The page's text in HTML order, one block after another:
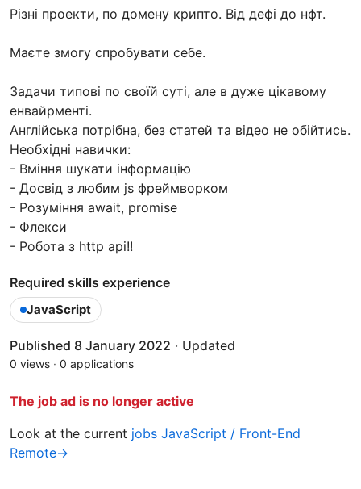
Різні проекти, по домену крипто. Від дефі до нфт.
Маєте змогу спробувати себе.
Задачи типові по своїй суті, але в дуже цікавому
енвайрменті.
Англійська потрібна, без статей та відео не обійтись.
Необхідні навички:
- Вміння шукати інформацію
- Досвід з любим js фреймворком
- Розуміння await, promise
- Флекси
- Робота з http api!!
Required skills experience
JavaScript
Published 8 January 2022 · Updated
0 views · 0 applications
The job ad is no longer active
Look at the current jobs JavaScript / Front-End
Remote→